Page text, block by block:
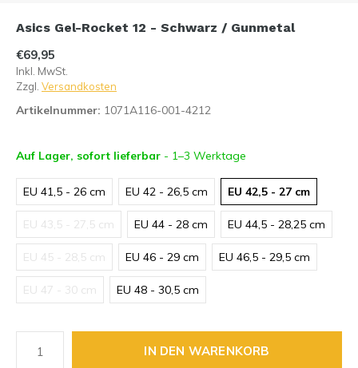
Asics Gel-Rocket 12 - Schwarz / Gunmetal
€69,95
Inkl. MwSt.
Zzgl. Versandkosten
Artikelnummer: 1071A116-001-4212
Auf Lager, sofort lieferbar - 1–3 Werktage
EU 41,5 - 26 cm EU 42 - 26,5 cm EU 42,5 - 27 cm
EU 43,5 - 27,5 cm EU 44 - 28 cm EU 44,5 - 28,25 cm
EU 45 - 28,5 cm EU 46 - 29 cm EU 46,5 - 29,5 cm
EU 47 - 30 cm EU 48 - 30,5 cm
IN DEN WARENKORB